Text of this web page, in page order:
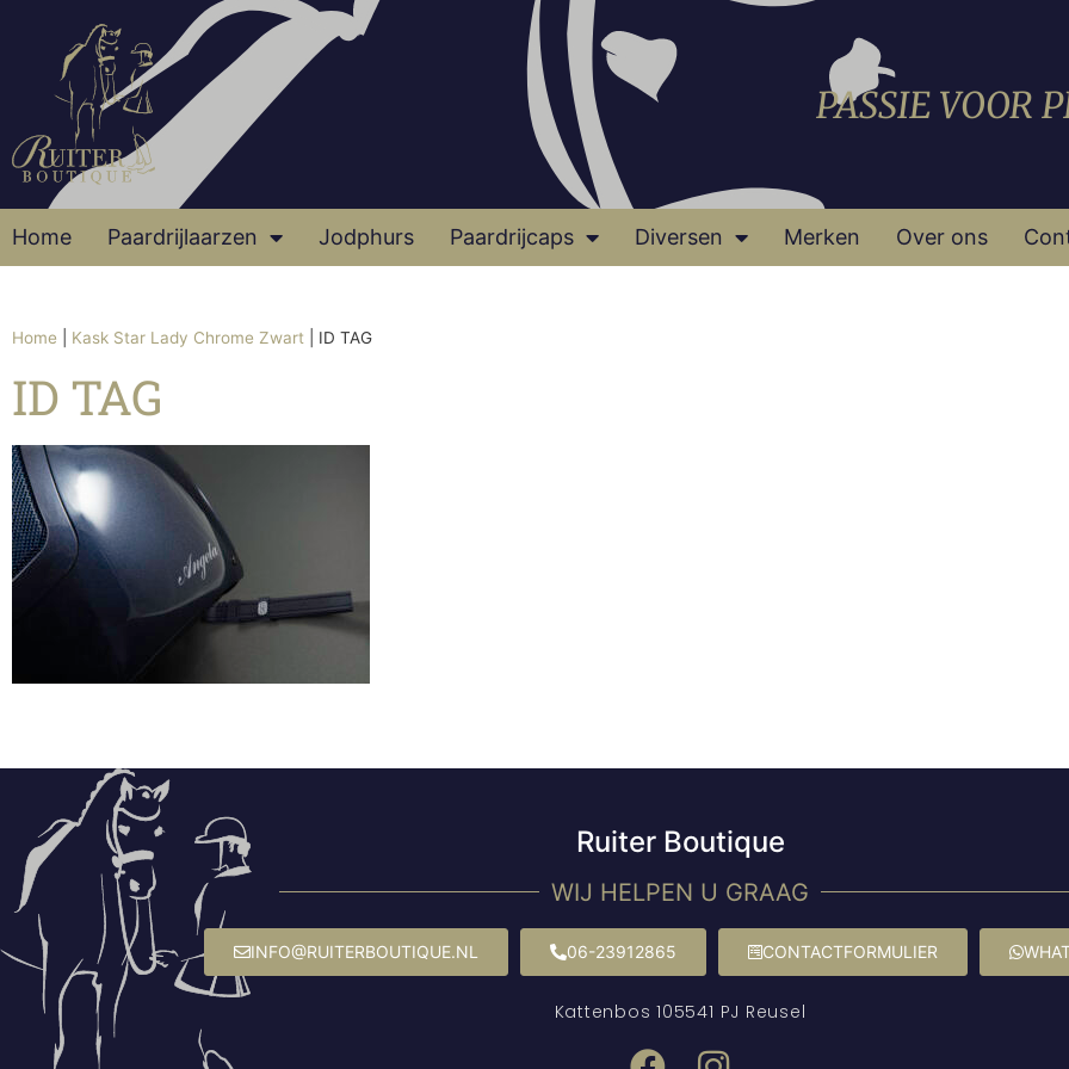
PASSIE VOOR
Home Paardrijlaarzen Jodphurs Paardrijcaps Diversen Merken Over ons
Home Kask Star Lady Chrome Zwart ID TAG
ID TAG
Ruiter Boutique
WIJ HELPEN U GRAAG
INFO@RUITERBOUTIQUE.NL 06-23912865 CONTACTFORMULIER
Kattenbos 105541 PJ Reusel